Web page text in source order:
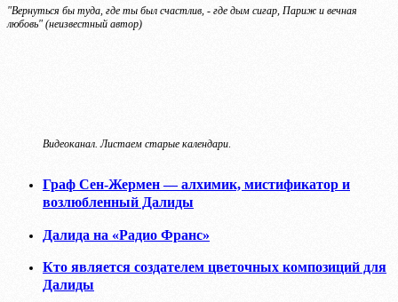
"Вернуться бы туда, где ты был счастлив, - где дым сигар, Париж и вечная
любовь" (неизвестный автор)
Видеоканал. Листаем старые календари.
Граф Сен-Жермен — алхимик, мистификатор и
возлюбленный Далиды
Далида на «Радио Франс»
Кто является создателем цветочных композиций для
Далиды